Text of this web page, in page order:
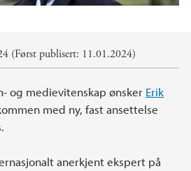
(Først publisert: 11.01.2024)
og medievitenskap ønsker Erik
med ny, fast ansettelse
anerkjent ekspert på